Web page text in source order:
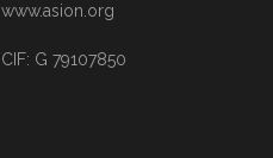
www.asion.org
CIF: G 79107850